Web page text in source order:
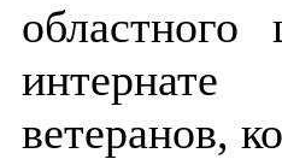
ветеранов,